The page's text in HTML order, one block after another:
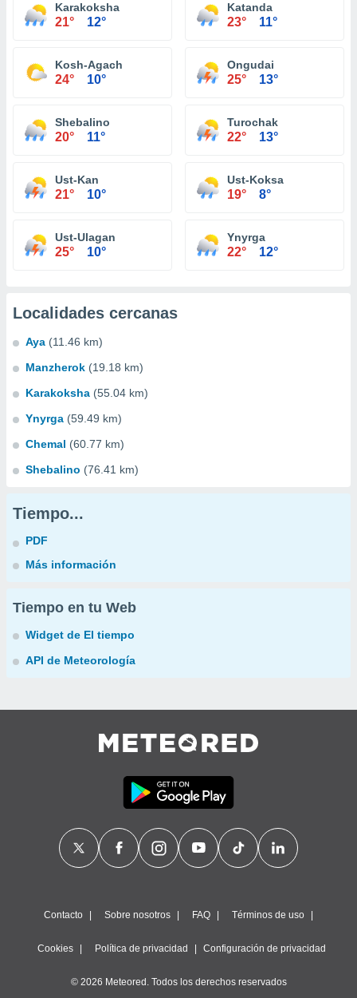
Karakoksha
21° 12°
Katanda
23° 11°
Kosh-Agach
24° 10°
Ongudai
25° 13°
Shebalino
20° 11°
Turochak
22° 13°
Ust-Kan
21° 10°
Ust-Koksa
19° 8°
Ust-Ulagan
25° 10°
Ynyrga
22° 12°
Localidades cercanas
Aya (11.46 km)
Manzherok (19.18 km)
Karakoksha (55.04 km)
Ynyrga (59.49 km)
Chemal (60.77 km)
Shebalino (76.41 km)
Tiempo...
PDF
Más información
Tiempo en tu Web
Widget de El tiempo
API de Meteorología
Contacto Sobre nosotros FAQ Términos de uso
Cookies Política de privacidad Configuración de privacidad
© 2026 Meteored. Todos los derechos reservados